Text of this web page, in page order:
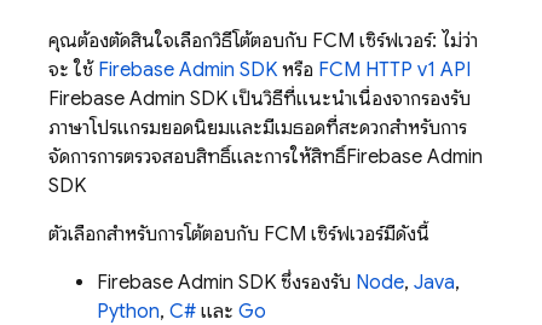
คุณต้องตัดสินใจเลือกวิธีโต้ตอบกับ FCM เซิร์ฟเวอร์: ไม่ว่า
จะ ใช้ Firebase Admin SDK หรือ FCM HTTP v1 API
Firebase Admin SDK เป็นวิธีที่แนะนำเนื่องจากรองรับ
ภาษาโปรแกรมยอดนิยมและมีเมธอดที่สะดวกสำหรับการ
จัดการการตรวจสอบสิทธิ์และการให้สิทธิ์Firebase Admin
SDK
ตัวเลือกสำหรับการโต้ตอบกับ FCM เซิร์ฟเวอร์มีดังนี้
Firebase Admin SDK ซึ่งรองรับ Node, Java,
Python, C# และ Go